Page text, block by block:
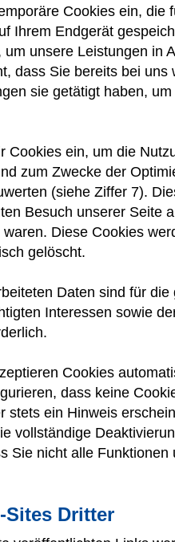
Cookies ein, die
Ihrem Endgerät
unsere Leistungen in
dass Sie bereits bei uns
sie getätigt haben,
Cookies ein, um die
zum Zwecke der
(siehe Ziffer 7).
Besuch unserer Seite
Diese Cookies
gelöscht.
Daten sind für
Interessen sowie
Cookies
dass keine
stets ein Hinweis
vollständige
Sie nicht alle
Sites Dritter